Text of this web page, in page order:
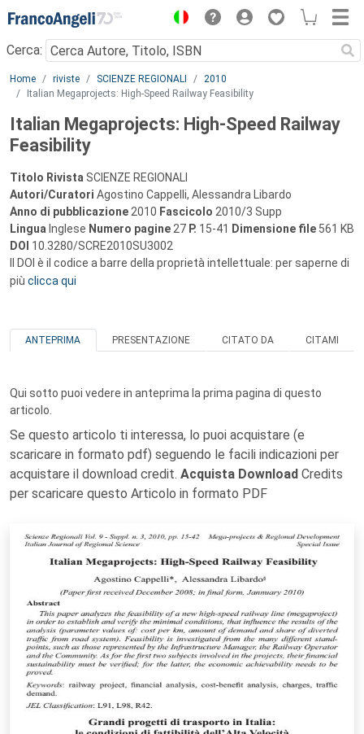
Menu
Cerca:
Main content
Home riviste SCIENZE REGIONALI
2010
Italian Megaprojects: High-Speed Railway Feasibility
Italian Megaprojects: High-Speed Railway
Feasibility
Titolo Rivista SCIENZE REGIONALI
Autori/Curatori Agostino Cappelli, Alessandra Libardo
Anno di pubblicazione 2010 Fascicolo 2010/3 Supp
Lingua Inglese Numero pagine 27 P. 15-41 Dimensione file 561 KB
DOI 10.3280/SCRE2010SU3002
Il DOI è il codice a barre della proprietà intellettuale: per saperne di
più clicca qui
ANTEPRIMA PRESENTAZIONE CITATO DA CITAMI
Qui sotto puoi vedere in anteprima la prima pagina di questo
articolo.
Se questo articolo ti interessa, lo puoi acquistare (e
scaricare in formato pdf) seguendo le facili indicazioni per
acquistare il download credit. Acquista Download Credits
per scaricare questo Articolo in formato PDF